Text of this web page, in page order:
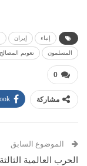
إنباء إيران
المسلمون تعويم المصالح
0
مشاركة
البريد الإلكتروني
الموضوع السابق
الحرب العالمية